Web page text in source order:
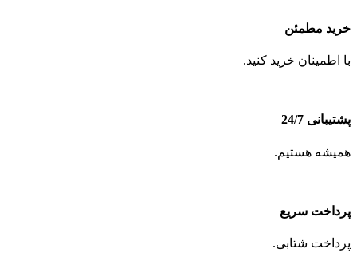
خرید مطمئن
با اطمینان خرید کنید.
پشتیبانی 24/7
همیشه هستیم.
پرداخت سریع
پرداخت شتابی.